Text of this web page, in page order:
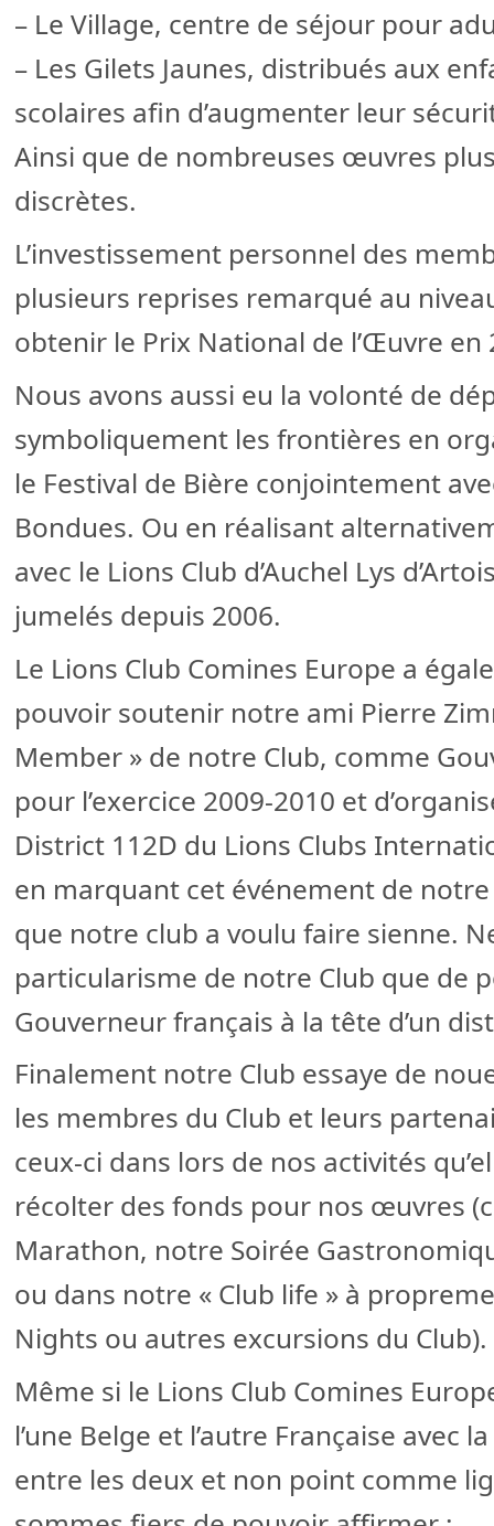
– Le Village, centre de séjour pour
– Les Gilets Jaunes, distribués aux
scolaires afin d’augmenter leur
Ainsi que de nombreuses œuvres
discrètes.
L’investissement personnel des
plusieurs reprises remarqué au
obtenir le Prix National de l’Œuvre en
Nous avons aussi eu la volonté de
symboliquement les frontières en
le Festival de Bière conjointement
Bondues. Ou en réalisant
avec le Lions Club d’Auchel Lys
jumelés depuis 2006.
Le Lions Club Comines Europe a
pouvoir soutenir notre ami Pierre
Member » de notre Club, comme
pour l’exercice 2009-2010 et
District 112D du Lions Clubs
en marquant cet événement de
que notre club a voulu faire sienne.
particularisme de notre Club que de
Gouverneur français à la tête d’un
Finalement notre Club essaye de
les membres du Club et leurs
ceux-ci dans lors de nos activités
récolter des fonds pour nos œuvres
Marathon, notre Soirée
ou dans notre « Club life » à
Nights ou autres excursions du Club).
Même si le Lions Club Comines
l’une Belge et l’autre Française avec
entre les deux et non point comme